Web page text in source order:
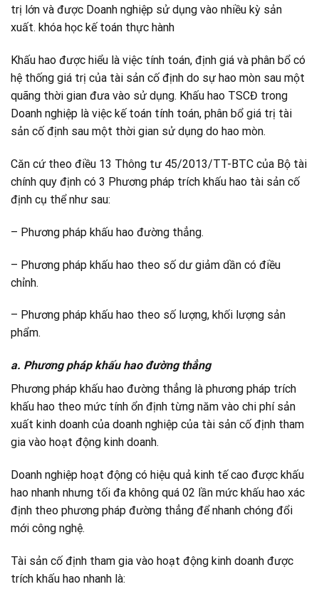
trị lớn và được Doanh nghiệp sử dụng vào nhiều kỳ sản
xuất. khóa học kế toán thực hành
Khấu hao được hiểu là việc tính toán, định giá và phân bổ có
hệ thống giá trị của tài sản cố định do sự hao mòn sau một
quãng thời gian đưa vào sử dụng. Khấu hao TSCĐ trong
Doanh nghiệp là việc kế toán tính toán, phân bổ giá trị tài
sản cố định sau một thời gian sử dụng do hao mòn.
Căn cứ theo điều 13 Thông tư 45/2013/TT-BTC của Bộ tài
chính quy định có 3 Phương pháp trích khấu hao tài sản cố
định cụ thể như sau:
– Phương pháp khấu hao đường thẳng.
– Phương pháp khấu hao theo số dư giảm dần có điều
chỉnh.
– Phương pháp khấu hao theo số lượng, khối lượng sản
phẩm.
a. Phương pháp khấu hao đường thẳng
Phương pháp khấu hao đường thẳng là phương pháp trích
khấu hao theo mức tính ổn định từng năm vào chi phí sản
xuất kinh doanh của doanh nghiệp của tài sản cố định tham
gia vào hoạt động kinh doanh.
Doanh nghiệp hoạt động có hiệu quả kinh tế cao được khấu
hao nhanh nhưng tối đa không quá 02 lần mức khấu hao xác
định theo phương pháp đường thẳng để nhanh chóng đổi
mới công nghệ.
Tài sản cố định tham gia vào hoạt động kinh doanh được
trích khấu hao nhanh là: